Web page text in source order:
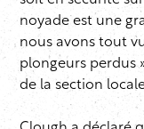
noyade est une
nous avons tout
plongeurs perdus
de la section